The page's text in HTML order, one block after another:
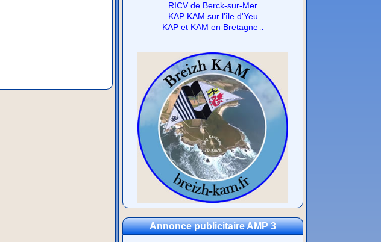
RICV de Berck-sur-Mer
KAP KAM sur l'île d'Yeu
KAP et KAM en Bretagne .
Annonce publicitaire AMP 3